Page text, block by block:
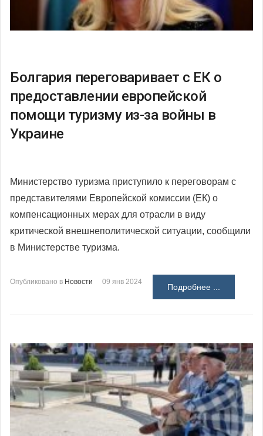
Болгария переговаривает с ЕК о
предоставлении европейской
помощи туризму из-за войны в
Украине
Министерство туризма приступило к переговорам с
представителями Европейской комиссии (ЕК) о
компенсационных мерах для отрасли в виду
критической внешнеполитической ситуации, сообщили
в Министерстве туризма.
Опубликовано в Новости 09 янв 2024
Подробнее ...